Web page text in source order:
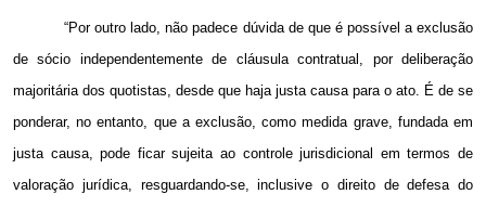
“Por outro lado, não padece dúvida de que é possível a exclusão
de sócio independentemente de cláusula contratual, por deliberação
majoritária dos quotistas, desde que haja justa causa para o ato. É de se
ponderar, no entanto, que a exclusão, como medida grave, fundada em
justa causa, pode ficar sujeita ao controle jurisdicional em termos de
valoração jurídica, resguardando-se, inclusive o direito de defesa do